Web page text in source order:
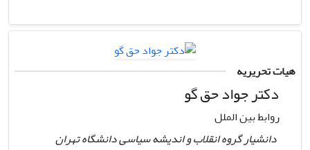
هیات تحریریه
دکتر جواد حق گو
روابط بین الملل
دانشیار گروه انقلاب و اندیشه سیاسی دانشگاه تهران